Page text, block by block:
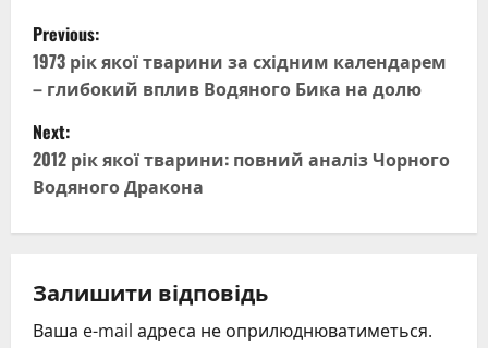
P
o
s
t
n
v
Previous:
1973 рік якої тварини за східним календарем
– глибокий вплив Водяного Бика на долю
Next:
2012 рік якої тварини: повний аналіз Чорного
Водяного Дракона
Залишити відповідь
Ваша e-mail адреса не оприлюднюватиметься.